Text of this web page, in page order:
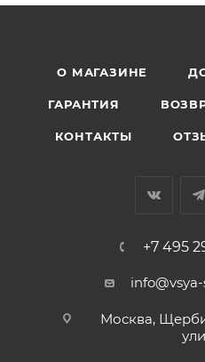
О МАГАЗИНЕ
ГАРАНТИЯ
КОНТАКТЫ
+7 495
Москва,